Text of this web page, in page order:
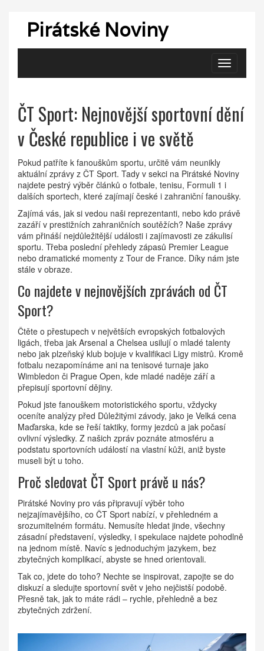
Pirátské Noviny
Zobrazit
navigaci
ČT Sport: Nejnovější sportovní dění
v České republice i ve světě
Pokud patříte k fanouškům sportu, určitě vám neunikly
aktuální zprávy z ČT Sport. Tady v sekci na Pirátské Noviny
najdete pestrý výběr článků o fotbale, tenisu, Formuli 1 i
dalších sportech, které zajímají české i zahraniční fanoušky.
Zajímá vás, jak si vedou naši reprezentanti, nebo kdo právě
zazáří v prestižních zahraničních soutěžích? Naše zprávy
vám přináší nejdůležitější události i zajímavosti ze zákulisí
sportu. Třeba poslední přehledy zápasů Premier League
nebo dramatické momenty z Tour de France. Díky nám jste
stále v obraze.
Co najdete v nejnovějších zprávách od ČT
Sport?
Čtěte o přestupech v největších evropských fotbalových
ligách, třeba jak Arsenal a Chelsea usilují o mladé talenty
nebo jak plzeňský klub bojuje v kvalifikaci Ligy mistrů. Kromě
fotbalu nezapomínáme ani na tenisové turnaje jako
Wimbledon či Prague Open, kde mladé naděje září a
přepisují sportovní dějiny.
Pokud jste fanouškem motoristického sportu, vždycky
oceníte analýzy před Důležitými závody, jako je Velká cena
Maďarska, kde se řeší taktiky, formy jezdců a jak počasí
ovlivní výsledky. Z našich zpráv poznáte atmosféru a
podstatu sportovních událostí na vlastní kůži, aniž byste
museli být u toho.
Proč sledovat ČT Sport právě u nás?
Pirátské Noviny pro vás připravují výběr toho
nejzajímavějšího, co ČT Sport nabízí, v přehledném a
srozumitelném formátu. Nemusíte hledat jinde, všechny
zásadní představení, výsledky, i spekulace najdete pohodlně
na jednom místě. Navíc s jednoduchým jazykem, bez
zbytečných komplikací, abyste se hned orientovali.
Tak co, jdete do toho? Nechte se inspirovat, zapojte se do
diskuzí a sledujte sportovní svět v jeho nejčistší podobě.
Přesně tak, jak to máte rádi – rychle, přehledně a bez
zbytečných zdržení.